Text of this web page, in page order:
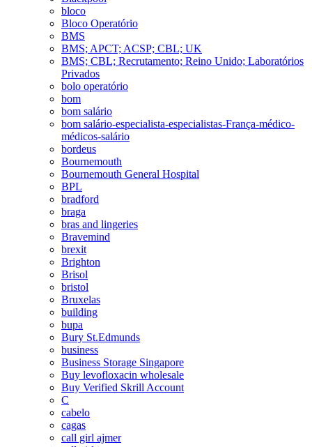
bloco
Bloco Operatório
BMS
BMS; APCT; ACSP; CBL; UK
BMS; CBL; Recrutamento; Reino Unido; Laboratórios
Privados
bolo operatório
bom
bom salário
bom salário-especialista-especialistas-França-médico-
médicos-salário
bordeus
Bournemouth
Bournemouth General Hospital
BPL
bradford
braga
bras and lingeries
Bravemind
brexit
Brighton
Brisol
bristol
Bruxelas
building
bupa
Bury St.Edmunds
business
Business Storage Singapore
Buy levofloxacin wholesale
Buy Verified Skrill Account
C
cabelo
cagas
call girl ajmer